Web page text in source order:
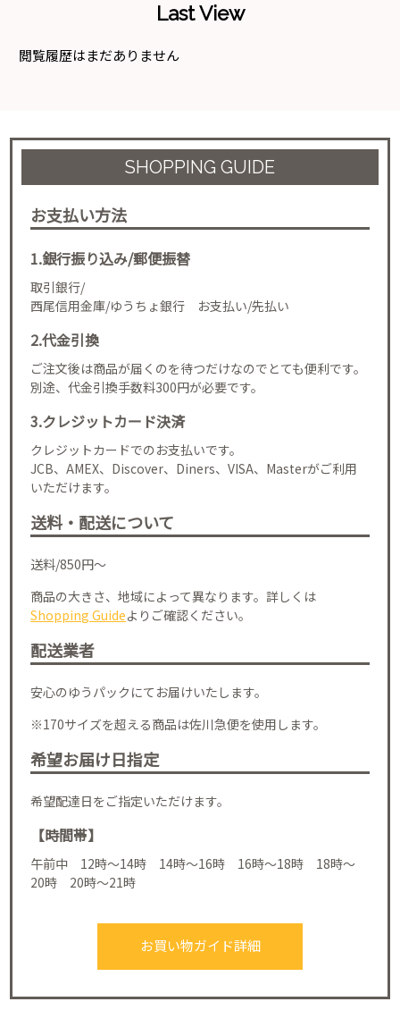
Last View
閲覧履歴はまだありません
SHOPPING GUIDE
お支払い方法
1.銀行振り込み/郵便振替
取引銀行/
西尾信用金庫/ゆうちょ銀行 お支払い/先払い
2.代金引換
ご注文後は商品が届くのを待つだけなのでとても便利です。
別途、代金引換手数料300円が必要です。
3.クレジットカード決済
クレジットカードでのお支払いです。
JCB、AMEX、Discover、Diners、VISA、Masterがご利用
いただけます。
送料・配送について
送料/850円～
商品の大きさ、地域によって異なります。詳しくは
Shopping Guideよりご確認ください。
配送業者
安心のゆうパックにてお届けいたします。
※170サイズを超える商品は佐川急便を使用します。
希望お届け日指定
希望配達日をご指定いただけます。
【時間帯】
午前中 12時～14時 14時～16時 16時～18時 18時～
20時 20時～21時
お買い物ガイド詳細